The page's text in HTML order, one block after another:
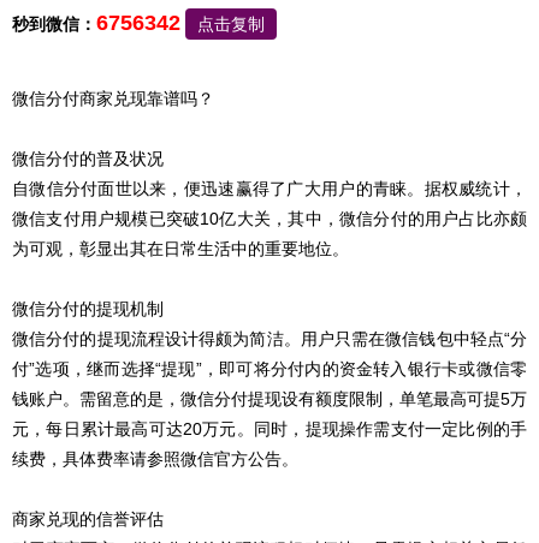
秒到微信： 6756342 点击复制
微信分付商家兑现靠谱吗？
微信分付的普及状况
自微信分付面世以来，便迅速赢得了广大用户的青睐。据权威统计，
微信支付用户规模已突破10亿大关，其中，微信分付的用户占比亦颇
为可观，彰显出其在日常生活中的重要地位。
微信分付的提现机制
微信分付的提现流程设计得颇为简洁。用户只需在微信钱包中轻点“分
付”选项，继而选择“提现”，即可将分付内的资金转入银行卡或微信零
钱账户。需留意的是，微信分付提现设有额度限制，单笔最高可提5万
元，每日累计最高可达20万元。同时，提现操作需支付一定比例的手
续费，具体费率请参照微信官方公告。
商家兑现的信誉评估